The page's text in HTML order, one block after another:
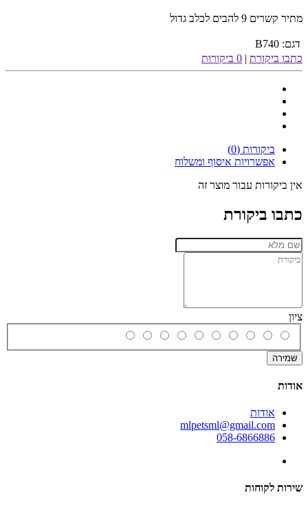
מתיר קשרים 9 להבים לכלב גדול
דגם: B740
כתבו ביקורת | 0 ביקורות
ביקורות (0)
אפשרויות איסוף ומשלוח
אין ביקורות עבור מוצר זה
כתבו ביקורת
ציון
שמירה
אודות
אודות
mlpetsml@gmail.com
058-6866886
שירות לקוחות